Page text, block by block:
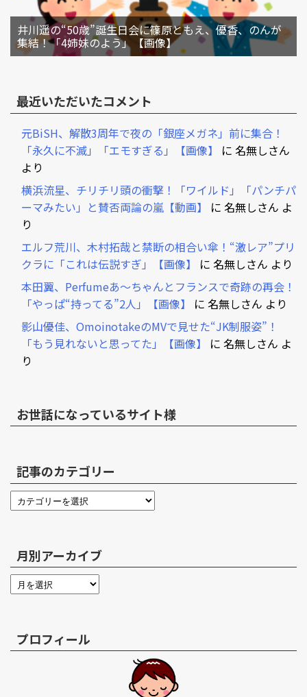
井川遥の“50歳”誕生日会に篠原ともえ、優香、のんが
集結！「4姉妹のよう」【画像】
最近いただいたコメント
元BiSH、解散3周年で夜の「銀座メガネ」前に集合！
「永久に不滅」「エモすぎる」【画像】
に 名無しさん
より
横浜流星、チリチリ頭の衝撃！「ワイルド」「パンチパ
ーマみたい」と賛否両論の嵐【動画】
に 名無しさん よ
り
エルフ荒川、木村拓哉と禁断の相合い傘！“激レア”プリ
クラに「これは伝説すぎ」【画像】
に 名無しさん より
本田翼、Perfumeあ～ちゃんとフランスで奇跡の再会！
「やっぱ“持ってる”2人」【画像】
に 名無しさん より
影山優佳、OmoinotakeのMVで見せた“JK制服姿”！
「もう見れないと思ってた」【画像】
に 名無しさん よ
り
お世話になっているサイト様
記事のカテゴリー
月別アーカイブ
プロフィール